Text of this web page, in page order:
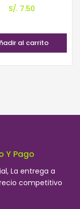
S/.7.50
al carrito
Y Pago
La entrega a
competitivo